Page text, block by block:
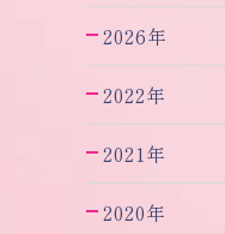
2026年
2022年
2021年
2020年